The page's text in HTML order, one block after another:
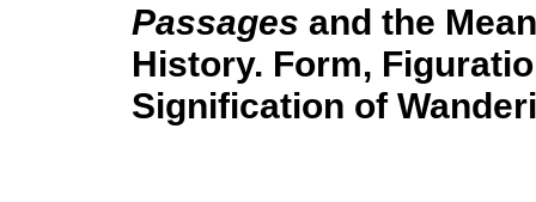
Passages and the
History. Form,
Signification of